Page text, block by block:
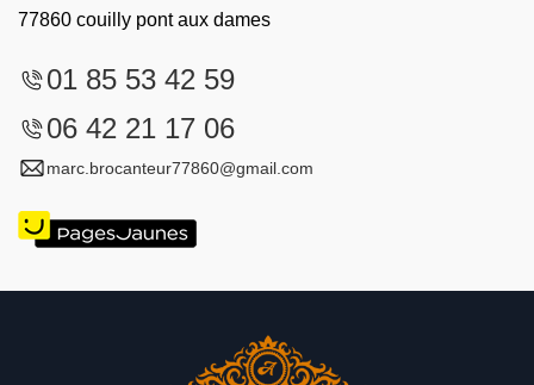
77860 couilly pont aux dames
01 85 53 42 59
06 42 21 17 06
marc.brocanteur77860@gmail.com